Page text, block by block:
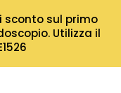
sconto sul primo
Utilizza il